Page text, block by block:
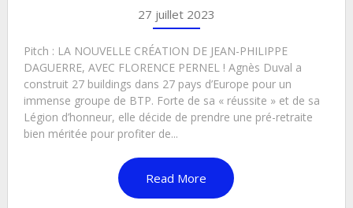
27 juillet 2023
Pitch : LA NOUVELLE CRÉATION DE JEAN-PHILIPPE
DAGUERRE, AVEC FLORENCE PERNEL ! Agnès Duval a
construit 27 buildings dans 27 pays d’Europe pour un
immense groupe de BTP. Forte de sa « réussite » et de sa
Légion d’honneur, elle décide de prendre une pré-retraite
bien méritée pour profiter de...
Read More